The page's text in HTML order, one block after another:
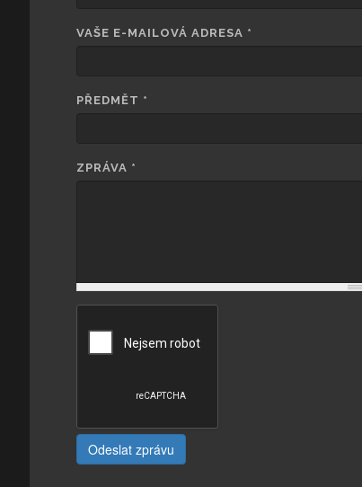
VAŠE E-MAILOVÁ ADRESA *
PŘEDMĚT *
ZPRÁVA *
Odeslat zprávu